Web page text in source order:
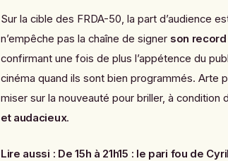
Sur la cible des FRDA-50, la part d’audience
n’empêche pas la chaîne de signer son
confirmant une fois de plus l’appétence du
cinéma quand ils sont bien programmés. Arte
miser sur la nouveauté pour briller, à condition
et audacieux.
Lire aussi : De 15h à 21h15 : le pari fou de